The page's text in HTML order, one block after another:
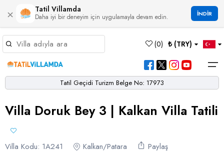
× Tatil Villamda
Daha iyi bir deneyim için uygulamayla devam edin. İNDİR
(0) ₺ (TRY)
Bölgeler
Germiyan
Çamköy
Bezirgan
Bayındır
Selimiye
Eşen
Tatil Geçidi Turizm Belge No: 17973
Villa Doruk Bey 3 | Kalkan Villa Tatili
Villa Kodu: 1A241 Kalkan/Patara Paylaş
Dil Seçiniz
Türkçe English
Kur Seçiniz
Türk Lirası EURO Dolar
Sterlin
Favorilerim
Müsaitlik Takvimi
Müsaitlik Takvimi >